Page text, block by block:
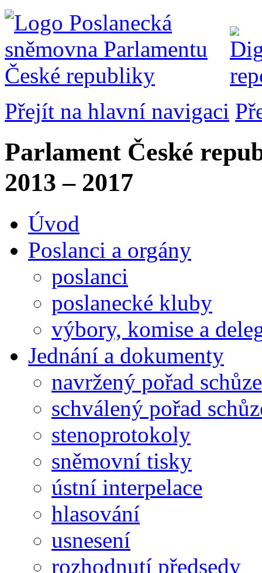
Přejít na hlavní navigaci
Parlament České
2013 – 2017
Úvod
Poslanci a orgány
poslanci
poslanecké kluby
výbory, komise a
Jednání a dokumenty
navržený pořad schůze
schválený pořad
stenoprotokoly
sněmovní tisky
ústní interpelace
hlasování
usnesení
rozhodnutí předsedy